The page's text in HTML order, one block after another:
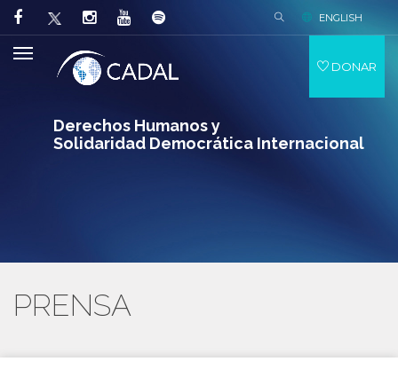
Derechos Humanos y
Solidaridad Democrática Internacional
ENGLISH
DONAR
PRENSA